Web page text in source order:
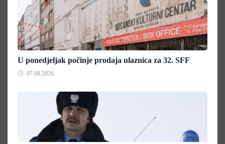
U ponedjeljak počinje prodaja ulaznica za 32. SFF
07.08.2026.